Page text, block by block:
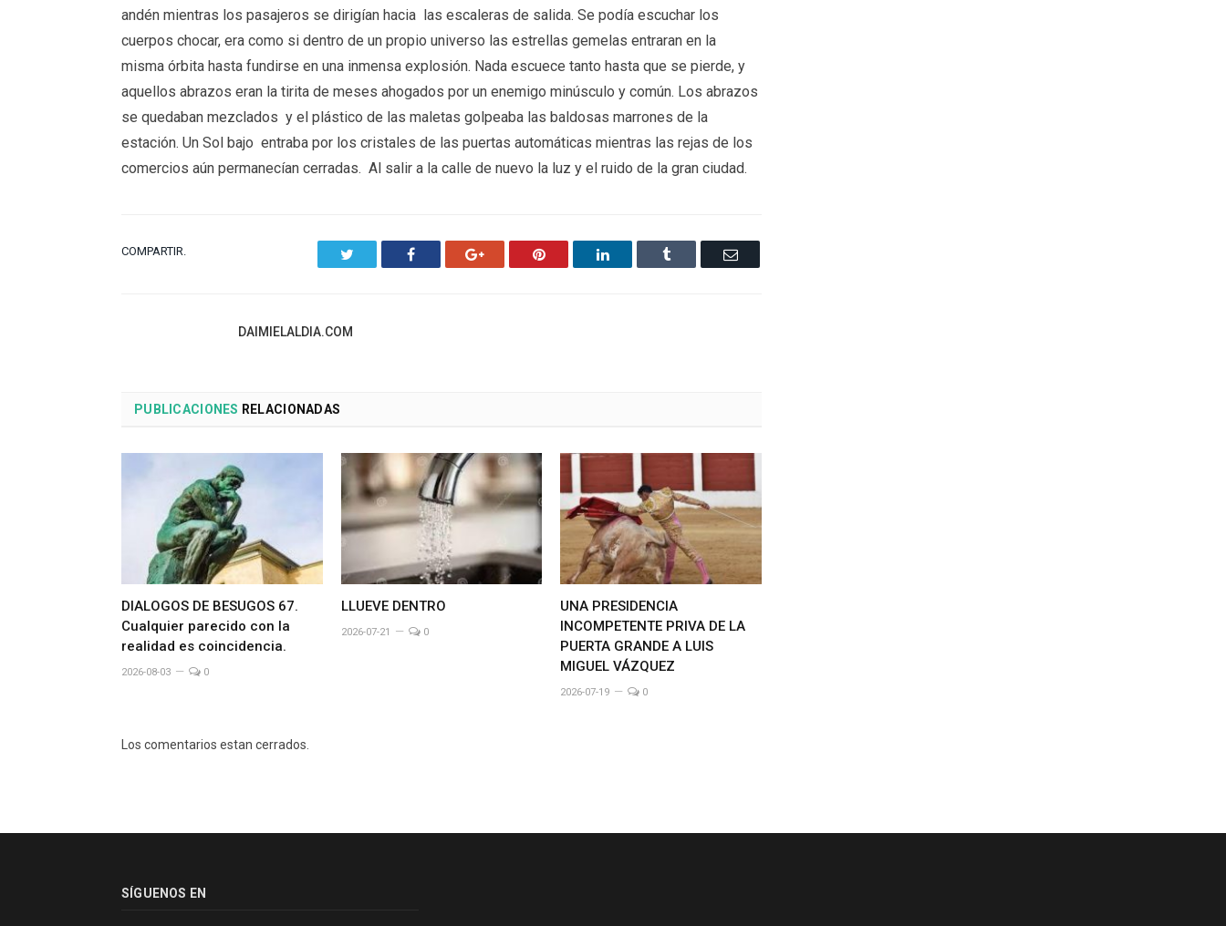
andén mientras los pasajeros se dirigían hacia las escaleras de salida. Se podía escuchar los
cuerpos chocar, era como si dentro de un propio universo las estrellas gemelas entraran en la
misma órbita hasta fundirse en una inmensa explosión. Nada escuece tanto hasta que se pierde, y
aquellos abrazos eran la tirita de meses ahogados por un enemigo minúsculo y común. Los abrazos
se quedaban mezclados y el plástico de las maletas golpeaba las baldosas marrones de la
estación. Un Sol bajo entraba por los cristales de las puertas automáticas mientras las rejas de los
comercios aún permanecían cerradas. Al salir a la calle de nuevo la luz y el ruido de la gran ciudad.
COMPARTIR. Facebook Google+ Pinterest LinkedIn Tumblr Email
DAIMIELALDIA.COM
PUBLICACIONES RELACIONADAS
DIALOGOS DE BESUGOS 67.
Cualquier parecido con la
realidad es coincidencia.
2026-08-03 0
LLUEVE DENTRO
2026-07-21 0
UNA PRESIDENCIA
INCOMPETENTE PRIVA DE LA
PUERTA GRANDE A LUIS
MIGUEL VÁZQUEZ
2026-07-19 0
Los comentarios estan cerrados.
SÍGUENOS EN